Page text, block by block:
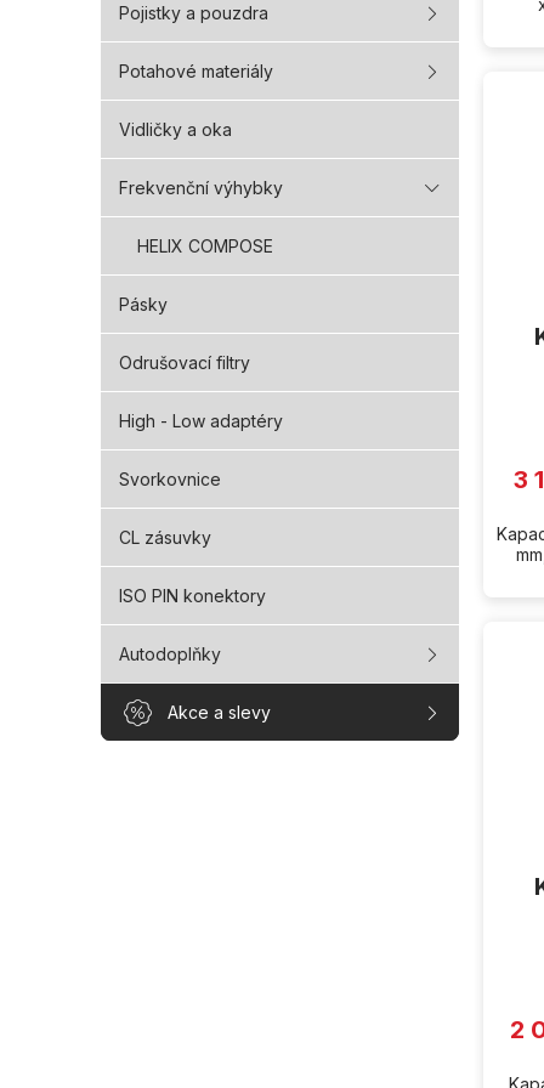
Pojistky a pouzdra
Potahové materiály
Vidličky a oka
Frekvenční výhybky
HELIX COMPOSE
Pásky
Odrušovací filtry
High - Low adaptéry
Svorkovnice
CL zásuvky
ISO PIN konektory
Autodoplňky
Akce a slevy
3
2